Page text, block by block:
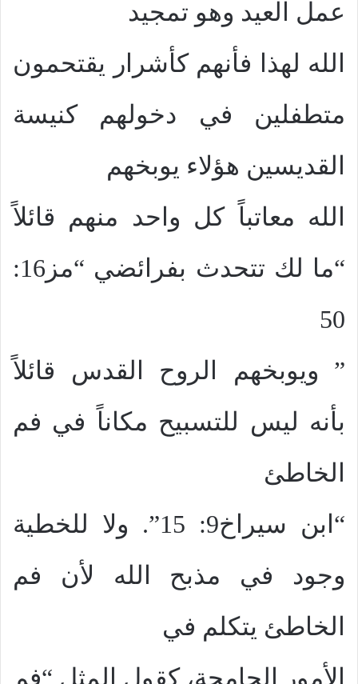
عمل العيد وهو تمجيد
الله لهذا فأنهم كأشرار يقتحمون
متطفلين في دخولهم كنيسة
القديسين هؤلاء يوبخهم
الله معاتباً كل واحد منهم قائلاً
“ما لك تتحدث بفرائضي “مز16:
50
” ويوبخهم الروح القدس قائلاً
بأنه ليس للتسبيح مكاناً في فم
الخاطئ
“ابن سيراخ9: 15”. ولا للخطية
وجود في مذبح الله لأن فم
الخاطئ يتكلم في
الأمور الجامحة، كقول المثل “فم